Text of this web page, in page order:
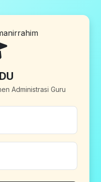
Administrasi Guru